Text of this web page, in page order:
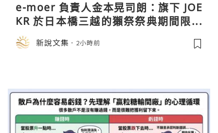
e-moer 負責人金本晃司朗：旗下 JOE
KR 於日本橋三越的獺祭祭典期間限定
店中，與日伸貴金属的東京銀器工匠一
同參展新說文集 2小時前